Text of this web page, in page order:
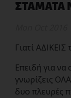
ΣΤΑΜΑΤΑ
Γιατί
Επειδή για να
γνωρίζεις
δυο πλευρές